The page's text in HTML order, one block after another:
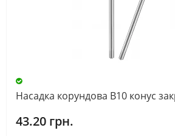
Насадка корундова В10 конус
43.20 грн.